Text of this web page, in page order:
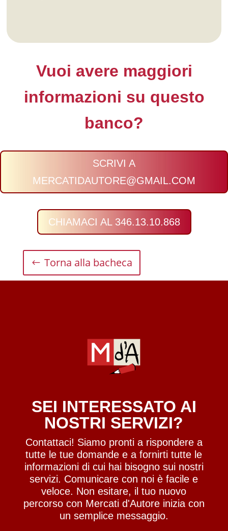
Vuoi avere maggiori
informazioni su questo
banco?
SCRIVI A
MERCATIDAUTORE@GMAIL.COM
CHIAMACI AL 346.13.10.868
Torna alla bacheca
SEI INTERESSATO AI
NOSTRI SERVIZI?
Contattaci! Siamo pronti a rispondere a
tutte le tue domande e a fornirti tutte le
informazioni di cui hai bisogno sui nostri
servizi. Comunicare con noi è facile e
veloce. Non esitare, il tuo nuovo
percorso con Mercati d'Autore inizia con
un semplice messaggio.